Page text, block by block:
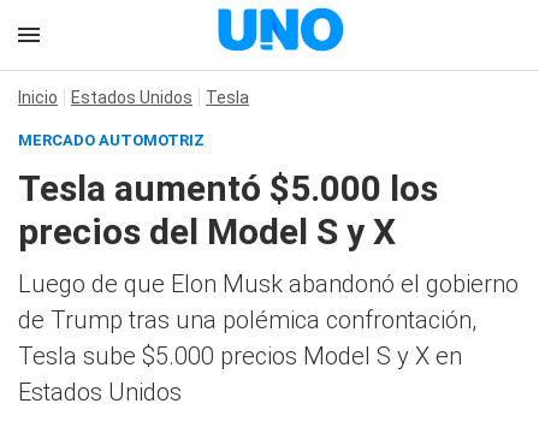
Inicio Estados Unidos Tesla
MERCADO AUTOMOTRIZ
Tesla aumentó $5.000 los
precios del Model S y X
Luego de que Elon Musk abandonó el gobierno
de Trump tras una polémica confrontación,
Tesla sube $5.000 precios Model S y X en
Estados Unidos